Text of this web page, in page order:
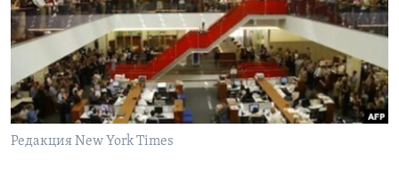
Learning English
СОЦИАЛЬНЫЕ СЕТИ
Редакция New York Times